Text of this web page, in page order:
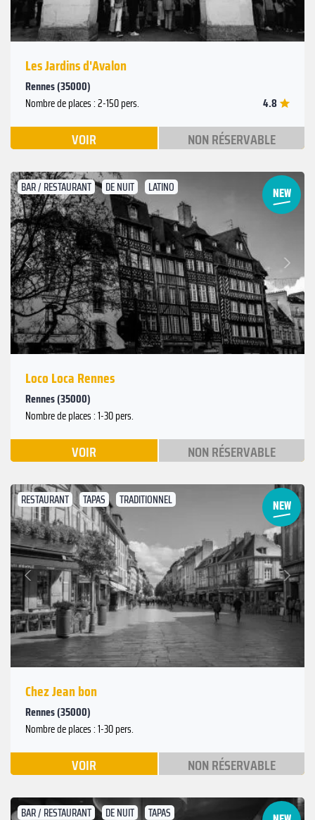
Les Jardins d'Avalon
Rennes (35000)
Nombre de places : 2-150 pers. 4.8
VOIR NON RÉSERVABLE
BAR / RESTAURANT DE NUIT LATINO
Précédent
Suivant
Loco Loca Rennes
Rennes (35000)
Nombre de places : 1-30 pers.
VOIR NON RÉSERVABLE
RESTAURANT TAPAS TRADITIONNEL
Précédent
Suivant
Chez Jean bon
Rennes (35000)
Nombre de places : 1-30 pers.
VOIR NON RÉSERVABLE
BAR / RESTAURANT DE NUIT TAPAS